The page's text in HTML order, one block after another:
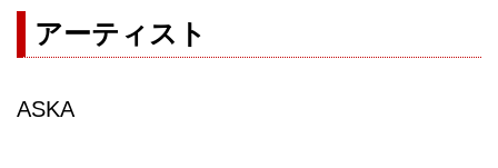
アーティスト
ASKA